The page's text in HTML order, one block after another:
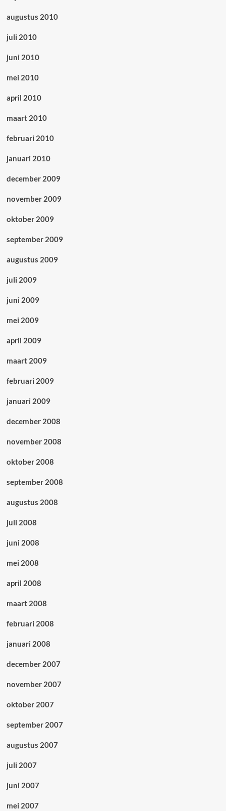
augustus 2010
juli 2010
juni 2010
mei 2010
april 2010
maart 2010
februari 2010
januari 2010
december 2009
november 2009
oktober 2009
september 2009
augustus 2009
juli 2009
juni 2009
mei 2009
april 2009
maart 2009
februari 2009
januari 2009
december 2008
november 2008
oktober 2008
september 2008
augustus 2008
juli 2008
juni 2008
mei 2008
april 2008
maart 2008
februari 2008
januari 2008
december 2007
november 2007
oktober 2007
september 2007
augustus 2007
juli 2007
juni 2007
mei 2007